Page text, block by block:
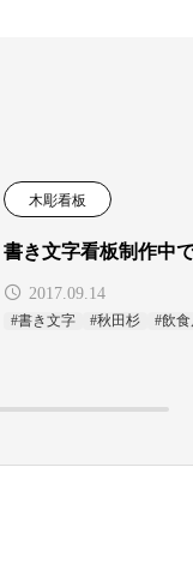
木彫看板
書き文字看板制作中
2017.09.14
#書き文字 #秋田杉 #飲